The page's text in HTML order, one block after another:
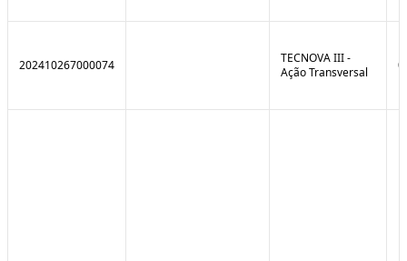
202410267000074
TECNOVA III -
Ação Transversal